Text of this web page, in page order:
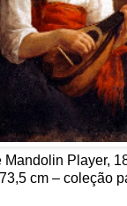
Mandolin Player,
cm – coleção